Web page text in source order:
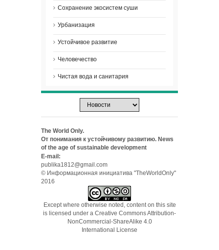
Сохранение экосистем суши
Урбанизация
Устойчивое развитие
Человечество
Чистая вода и санитария
The World Only.
От понимания к устойчивому развитию. News
of the age of sustainable development
E-mail:
publika1812@gmail.com
© Информационная инициатива "TheWorldOnly"
2016
Except where otherwise noted, content on this site
is licensed under a Creative Commons Attribution-
NonCommercial-ShareAlike 4.0
International License